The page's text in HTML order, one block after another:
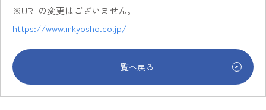
※URL の変更はございません。
https://www.mkyosho.co.jp/
一覧へ戻る